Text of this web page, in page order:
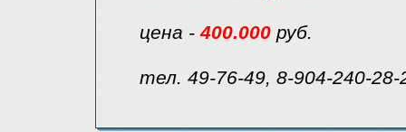
цена -400.000 руб.
тел. 49-76-49, 8-904-240-28-